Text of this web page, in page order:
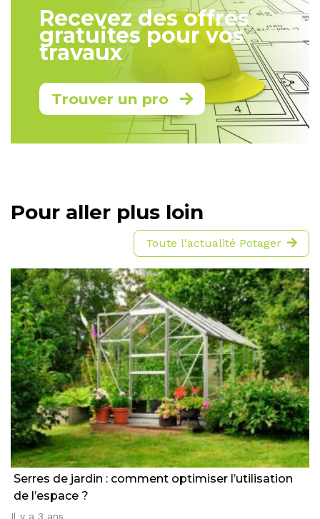
Recevez des offres
gratuites pour vos
travaux
Trouver un pro
Pour aller plus loin
Toute l'actualité Potager
Serres de jardin : comment optimiser l’utilisation
de l’espace ?
Il y a 3 ans